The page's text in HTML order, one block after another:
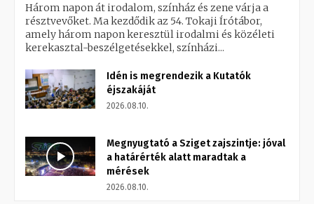
Három napon át irodalom, színház és zene várja a
résztvevőket. Ma kezdődik az 54. Tokaji Írótábor,
amely három napon keresztül irodalmi és közéleti
kerekasztal-beszélgetésekkel, színházi...
Idén is megrendezik a Kutatók
éjszakáját
2026.08.10.
Megnyugtató a Sziget zajszintje: jóval
a határérték alatt maradtak a
mérések
2026.08.10.